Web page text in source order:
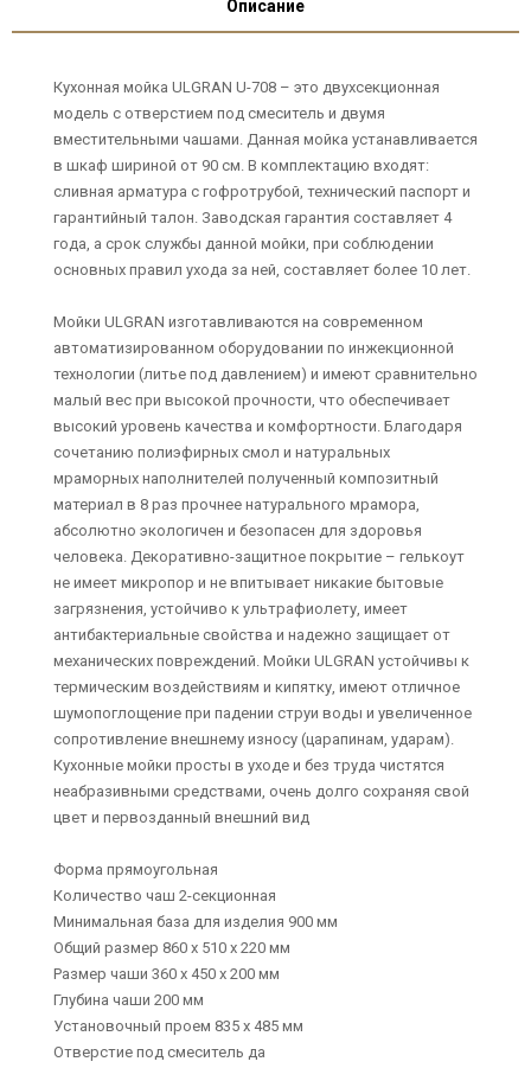
Описание
Кухонная мойка ULGRAN U-708 – это двухсекционная
модель с отверстием под смеситель и двумя
вместительными чашами. Данная мойка устанавливается
в шкаф шириной от 90 см. В комплектацию входят:
сливная арматура с гофротрубой, технический паспорт и
гарантийный талон. Заводская гарантия составляет 4
года, а срок службы данной мойки, при соблюдении
основных правил ухода за ней, составляет более 10 лет.
Мойки ULGRAN изготавливаются на современном
автоматизированном оборудовании по инжекционной
технологии (литье под давлением) и имеют сравнительно
малый вес при высокой прочности, что обеспечивает
высокий уровень качества и комфортности. Благодаря
сочетанию полиэфирных смол и натуральных
мраморных наполнителей полученный композитный
материал в 8 раз прочнее натурального мрамора,
абсолютно экологичен и безопасен для здоровья
человека. Декоративно-защитное покрытие – гелькоут
не имеет микропор и не впитывает никакие бытовые
загрязнения, устойчиво к ультрафиолету, имеет
антибактериальные свойства и надежно защищает от
механических повреждений. Мойки ULGRAN устойчивы к
термическим воздействиям и кипятку, имеют отличное
шумопоглощение при падении струи воды и увеличенное
сопротивление внешнему износу (царапинам, ударам).
Кухонные мойки просты в уходе и без труда чистятся
неабразивными средствами, очень долго сохраняя свой
цвет и первозданный внешний вид
Форма прямоугольная
Количество чаш 2-секционная
Минимальная база для изделия 900 мм
Общий размер 860 х 510 х 220 мм
Размер чаши 360 х 450 х 200 мм
Глубина чаши 200 мм
Установочный проем 835 х 485 мм
Отверстие под смеситель да